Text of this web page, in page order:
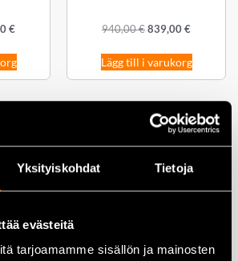
Yksityiskohdat Tietoja
evästeitä
tarjoamamme sisällön ja mainosten
€ 940,00€839,00€
Lägg till i varukorg
€
Kito LX005/3M spaklyftblock
499,00 €399,00 €